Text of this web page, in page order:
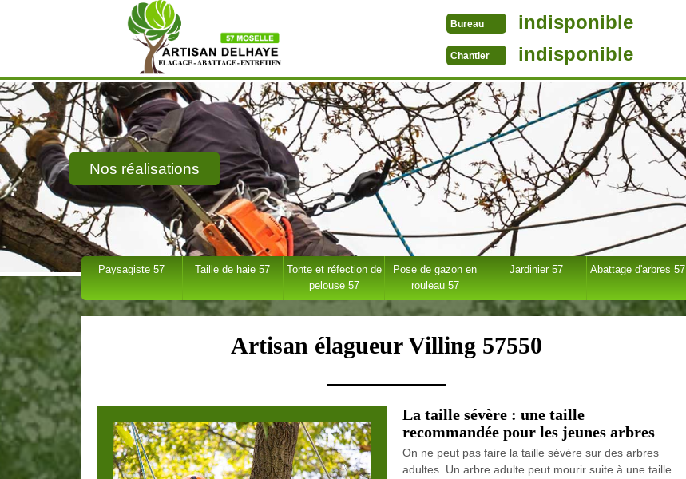
Bureau indisponible
Chantier indisponible
Nos réalisations
Paysagiste 57 Taille de haie 57
Tonte et réfection de
pelouse 57
Pose de gazon en
rouleau 57
Jardinier 57 Abattage d'arbres 57
Artisan élagueur Villing 57550
La taille sévère : une taille
recommandée pour les jeunes arbres
On ne peut pas faire la taille sévère sur des arbres
adultes. Un arbre adulte peut mourir suite à une taille